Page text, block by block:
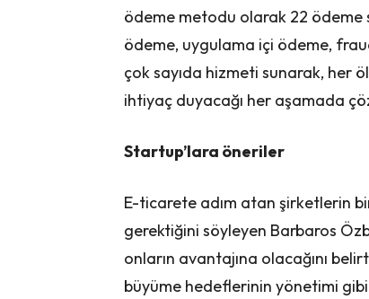
ödeme metodu olarak 22 ödeme
ödeme, uygulama içi ödeme,
çok sayıda hizmeti sunarak, her
ihtiyaç duyacağı her aşamada
Startup’lara öneriler
E-ticarete adım atan şirketlerin
gerektiğini söyleyen Barbaros
onların avantajına olacağını
büyüme hedeflerinin yönetimi